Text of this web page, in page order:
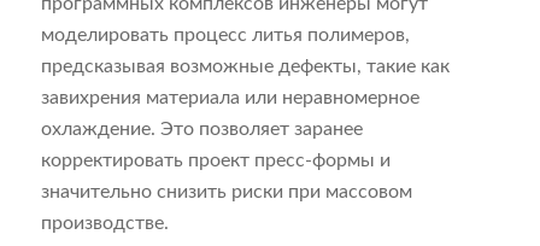
моделировать процесс литья полимеров,
предсказывая возможные дефекты, такие как
завихрения материала или неравномерное
охлаждение. Это позволяет заранее
корректировать проект пресс-формы и
значительно снизить риски при массовом
производстве.